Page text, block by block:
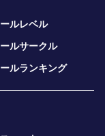
ルレベル
ルサークル
ルランキング